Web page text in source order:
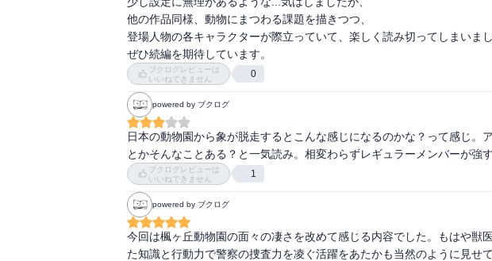
【第一巻 一行目】動物園の飼育員は腰のベルトに様々なものをぶら下げ
【第二巻 一行目】三人の男が話している。
【第三巻 一行目】深夜の県道をワゴン車が走っている。
【第四巻 一行目】方向音痴という人種は信じられない場所で迷子になる。
【第五巻 一行目】最初から悪夢だと分かっている悪夢はめったにない。
【RSSエージェンシー】都内最大手の探偵事務所のひとつ。社長は･･･
【アイ】ミニブタの雌、六歳。
【安達／あだち】大山動物園のダチョウ担当。
【あにまる通信】飼育員たちによる動物園ブログ。
【アリシア】ジャーマンシェパードの警備犬。ディオゲネスと功を争い
ンドラーさんはなんか素敵っぽい人です。
【アルパカ】毛をトルステンとかすぐ臭い唾を吐くというくらいしか知り
【井坂／いさか】仁堂製薬株式会社早瀬川研究センターの守衛。鴇先生
【イサミ】オオワシの雄、十八歳。ややフレンドリー。
他の作品同様、動物にまつわる課題を描きつつ、
登場人物の各キャラクターが際立っていて、楽しく読み切ってしまいまし
ぜひ続編を期待しています。
ブクログレビューは
いいねできません
0
powered by ブクログ
日本の動物園から象が脱走するとこんな感じになるのかな？って感じ。
とかそんなことある？と一気読み。相変わらずレギュラーメンバーが強
ブクログレビューは
いいねできません
1
powered by ブクログ
今回は楓ヶ丘動物園の面々の凄さを改めて感じる内容でした。もはや獣
た知識と行動力で警察の捜査力を凌ぐ活躍をあたかも当然のように見せ